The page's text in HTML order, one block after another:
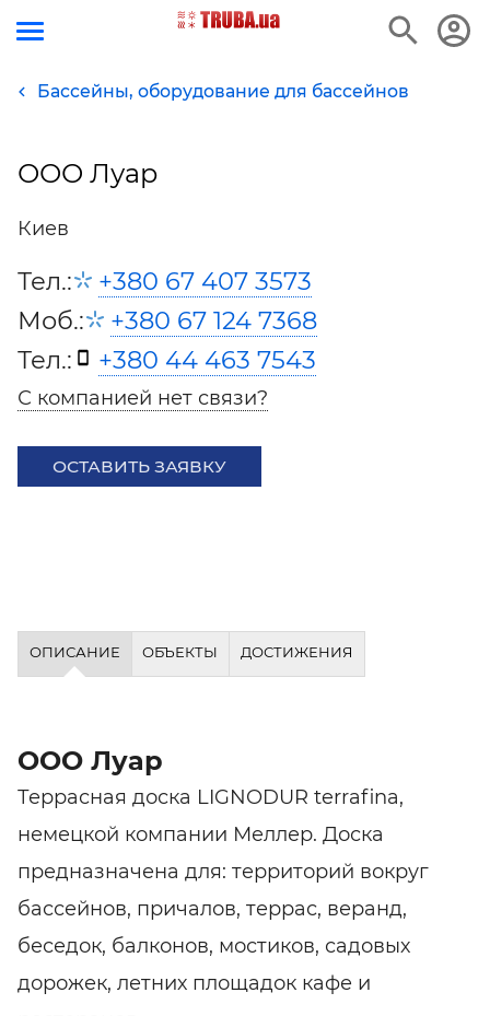
Бассейны, оборудование для бассейнов
ООО Луар
Киев
Тел.:
+380 67 407 3573
Моб.:
+380 67 124 7368
Тел.:
+380 44 463 7543
С компанией нет связи?
ОСТАВИТЬ ЗАЯВКУ
ОПИСАНИЕ ОБЪЕКТЫ ДОСТИЖЕНИЯ
ООО Луар
Террасная доска LIGNODUR terrafina,
немецкой компании Меллер. Доска
предназначена для: территорий вокруг
бассейнов, причалов, террас, веранд,
беседок, балконов, мостиков, садовых
дорожек, летних площадок кафе и